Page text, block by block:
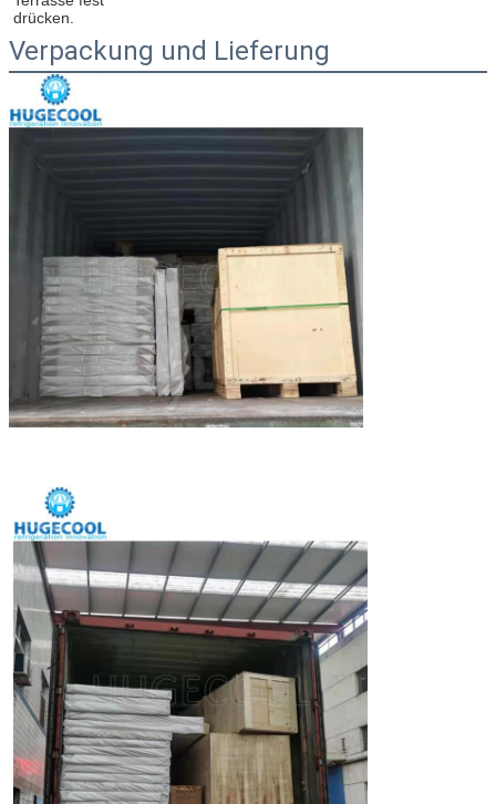
drücken.
Verpackung und Lieferung